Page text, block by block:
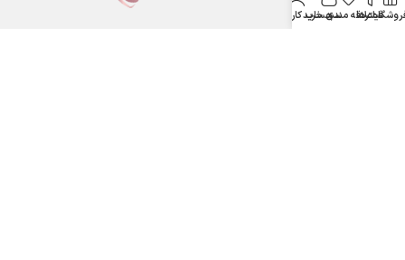
فیلترها
علاقه مندیسبد خرید
حساب کاربری من